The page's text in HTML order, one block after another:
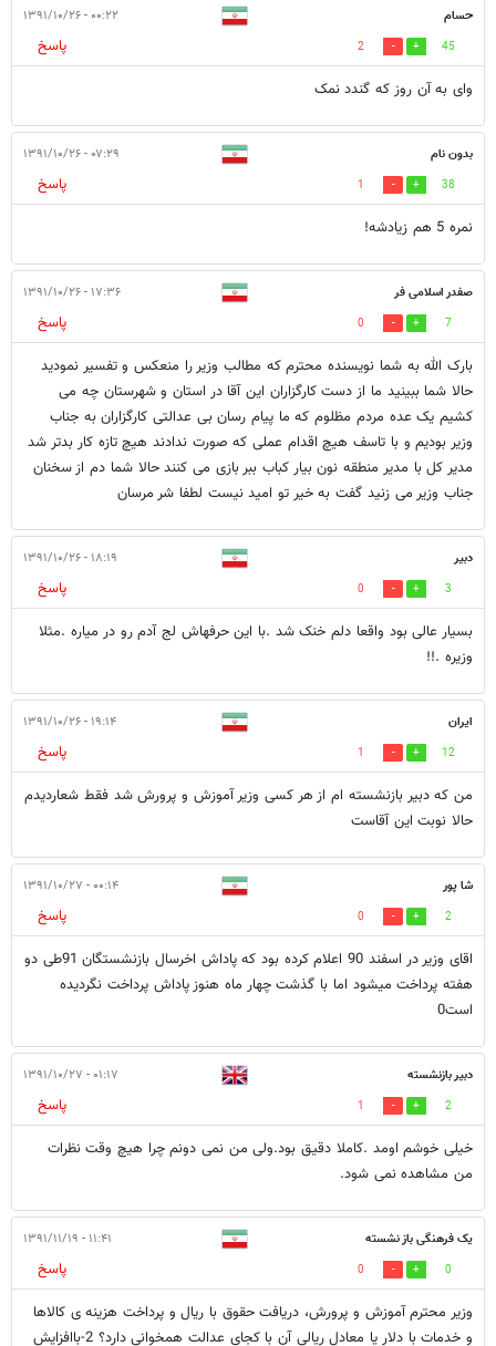
حسام ۰۰:۲۲ - ۱۳۹۱/۱۰/۲۶
45
2
پاسخ
وای به آن روز که گندد نمک
بدون نام ۰۷:۲۹ - ۱۳۹۱/۱۰/۲۶
38
1
پاسخ
نمره 5 هم زیادشه!
صفدر اسلامی فر ۱۷:۳۶ - ۱۳۹۱/۱۰/۲۶
7
0
پاسخ
بارک الله به شما نویسنده محترم که مطالب وزیر را منعکس و تفسیر نمودید
حالا شما ببینید ما از دست کارگزاران این آقا در استان و شهرستان چه می
کشیم یک عده مردم مظلوم که ما پیام رسان بی عدالتی کارگزاران به جناب
وزیر بودیم و با تاسف هیچ اقدام عملی که صورت ندادند هیچ تازه کار بدتر شد
مدیر کل با مدیر منطقه نون بیار کباب ببر بازی می کنند حالا شما دم از سخنان
جناب وزیر می زنید گفت به خیر تو امید نیست لطفا شر مرسان
دبیر ۱۸:۱۹ - ۱۳۹۱/۱۰/۲۶
3
0
پاسخ
بسیار عالی بود واقعا دلم خنک شد .با این حرفهاش لج آدم رو در میاره .مثلا
وزیره .!!
ایران ۱۹:۱۴ - ۱۳۹۱/۱۰/۲۶
12
1
پاسخ
من که دبیر بازنشسته ام از هر کسی وزیر آموزش و پرورش شد فقط شعاردیدم
حالا نوبت این آقاست
شا پور ۰۰:۱۴ - ۱۳۹۱/۱۰/۲۷
2
0
پاسخ
اقای وزیر در اسفند 90 اعلام کرده بود که پاداش اخرسال بازنشستگان 91طی دو
هفته پرداخت میشود اما با گذشت چهار ماه هنوز پاداش پرداخت نگردیده
است0
دبیر بازنشسته ۰۱:۱۷ - ۱۳۹۱/۱۰/۲۷
2
1
پاسخ
خیلی خوشم اومد .کاملا دقیق بود.ولی من نمی دونم چرا هیچ وقت نظرات
من مشاهده نمی شود.
یک فرهنگی باز نشسته ۱۱:۴۱ - ۱۳۹۱/۱۱/۱۹
0
0
پاسخ
وزیر محترم آموزش و پرورش، دریافت حقوق با ریال و پرداخت هزینه ی کالاها
و خدمات با دلار یا معادل ریالی آن با کجای عدالت همخوانی دارد؟ 2-باافزایش